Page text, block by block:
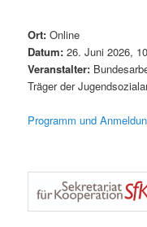
Ort: Online
Datum: 26. Juni 2026,
Veranstalter:
Träger der
Programm und